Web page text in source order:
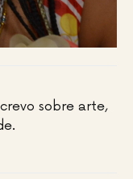
sobre arte,